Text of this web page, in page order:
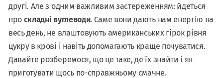
другі. Але з одним важливим застереженням: йдеться
про складні вуглеводи. Саме вони дають нам енергію на
весь день, не влаштовують американських гірок рівня
цукру в крові і навіть допомагають краще почуватися.
Давайте розберемося, що це таке, де їх знайти і як
приготувати щось по-справжньому смачне.